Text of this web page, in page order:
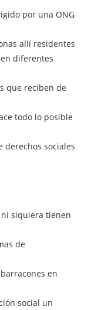
por una ONG
allí residentes
diferentes
que reciben de
todo lo posible
derechos sociales
siquiera tienen
de
en
social un